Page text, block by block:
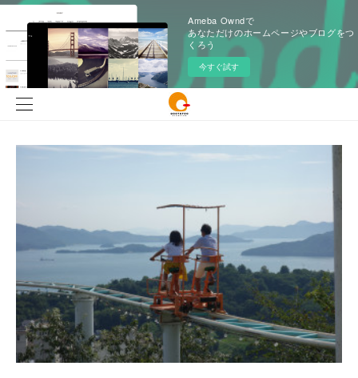
Ameba Owndで
あなただけのホームページやブログをつ
くろう
今すぐ試す